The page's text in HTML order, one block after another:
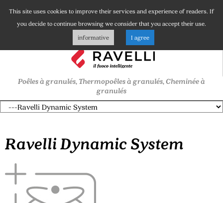
Poêles à granulés, Thermopoêles à granulés, Cheminée à
granulés
Ravelli Dynamic System
This site uses cookies to improve their services and experience of readers. If
you decide to continue browsing we consider that you accept their use.
informative
I agree